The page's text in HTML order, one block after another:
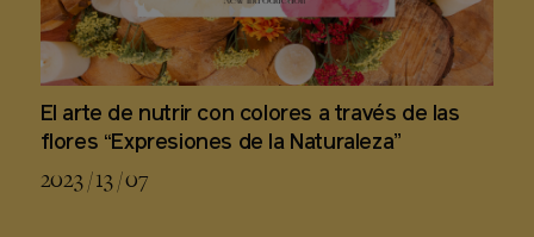
El arte de nutrir con colores a través de las
flores “Expresiones de la Naturaleza”
2023 / 13 / 07